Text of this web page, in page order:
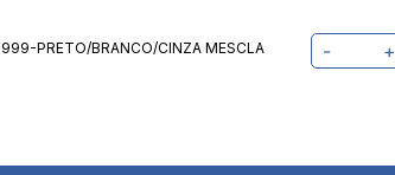
999-PRETO/BRANCO/CINZA MESCLA - +